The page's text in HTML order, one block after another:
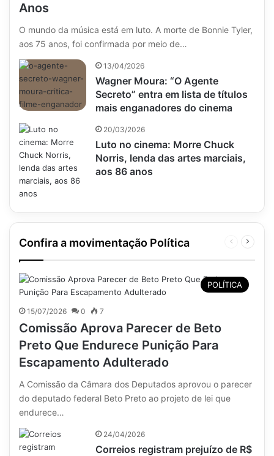
Anos
O mundo da música está em luto. A morte de Bonnie Tyler,
aos 75 anos, foi confirmada por meio de…
13/04/2026
Wagner Moura: “O Agente
Secreto” entra em lista de títulos
mais enganadores do cinema
20/03/2026
Luto no cinema: Morre Chuck
Norris, lenda das artes marciais,
aos 86 anos
Confira a movimentação Política
Página
POLÍTICA
15/07/2026 0 7
Comissão Aprova Parecer de Beto
Preto Que Endurece Punição Para
Escapamento Adulterado
A Comissão da Câmara dos Deputados aprovou o parecer
do deputado federal Beto Preto ao projeto de lei que
endurece…
24/04/2026
Correios registram prejuízo de R$